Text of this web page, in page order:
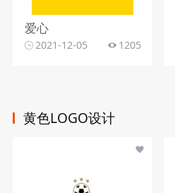
爱心
2021-12-05 1205
黄色LOGO设计